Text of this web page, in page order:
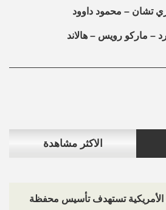
الاكثر مشاهدة
الأمريكية تستهدف تأسيس محفظة
تشان – محمود داوود
– ماركو رويس – هالاند